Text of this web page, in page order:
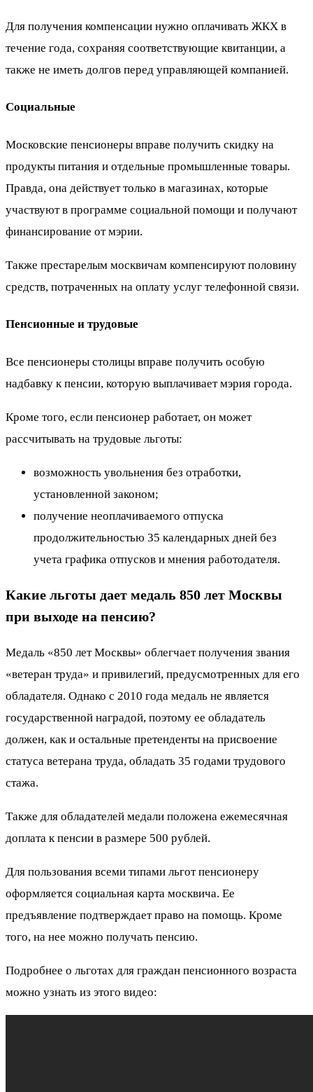
Для получения компенсации нужно оплачивать ЖКХ в
течение года, сохраняя соответствующие квитанции, а
также не иметь долгов перед управляющей компанией.
Социальные
Московские пенсионеры вправе получить скидку на
продукты питания и отдельные промышленные товары.
Правда, она действует только в магазинах, которые
участвуют в программе социальной помощи и получают
финансирование от мэрии.
Также престарелым москвичам компенсируют половину
средств, потраченных на оплату услуг телефонной связи.
Пенсионные и трудовые
Все пенсионеры столицы вправе получить особую
надбавку к пенсии, которую выплачивает мэрия города.
Кроме того, если пенсионер работает, он может
рассчитывать на трудовые льготы:
возможность увольнения без отработки,
установленной законом;
получение неоплачиваемого отпуска
продолжительностью 35 календарных дней без
учета графика отпусков и мнения работодателя.
Какие льготы дает медаль 850 лет Москвы
при выходе на пенсию?
Медаль «850 лет Москвы» облегчает получения звания
«ветеран труда» и привилегий, предусмотренных для его
обладателя. Однако с 2010 года медаль не является
государственной наградой, поэтому ее обладатель
должен, как и остальные претенденты на присвоение
статуса ветерана труда, обладать 35 годами трудового
стажа.
Также для обладателей медали положена ежемесячная
доплата к пенсии в размере 500 рублей.
Для пользования всеми типами льгот пенсионеру
оформляется социальная карта москвича. Ее
предъявление подтверждает право на помощь. Кроме
того, на нее можно получать пенсию.
Подробнее о льготах для граждан пенсионного возраста
можно узнать из этого видео: